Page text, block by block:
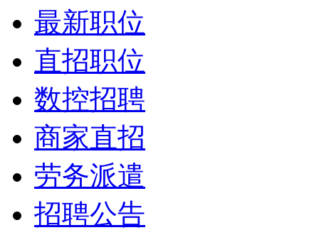
最新职位
直招职位
数控招聘
商家直招
劳务派遣
招聘公告